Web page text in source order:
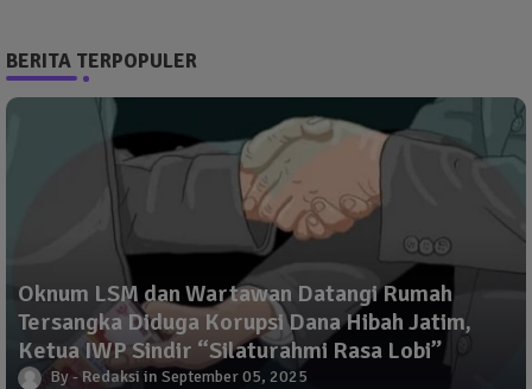
BERITA TERPOPULER
Oknum LSM dan Wartawan Datangi Rumah
Tersangka Diduga Korupsi Dana Hibah Jatim,
Ketua IWP Sindir “Silaturahmi Rasa Lobi”
Redaksi September 05, 2025